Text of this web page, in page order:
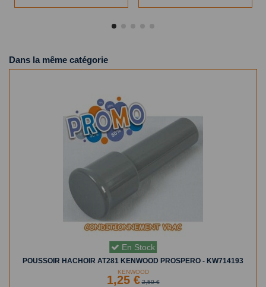
Dans la même catégorie
En Stock
POUSSOIR HACHOIR AT281 KENWOOD PROSPERO - KW714193
KENWOOD
1,25 € 2,50 €